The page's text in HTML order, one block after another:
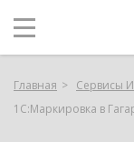
Главная Сервисы
1С:Маркировка в